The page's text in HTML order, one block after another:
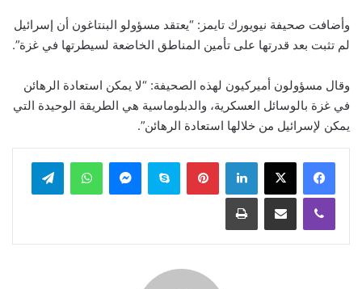
وأضافت صحيفة نيويورك تايمز: “يعتقد مسؤولو البنتاغون أن إسرائيل
لم تثبت بعد قدرتها على تأمين المناطق الخاضعة لسيطرتها في غزة”.
وقال مسؤولون أميركيون لهذه الصحيفة: “لا يمكن استعادة الرهائن
في غزة بالوسائل العسكرية، والدبلوماسية هي الطريقة الوحيدة التي
يمكن لإسرائيل من خلالها استعادة الرهائن”.
لينكدإن بينتيريستسكايب ماسنجر واتساب تيلقرام
ڤايبر مشاركة عبر البريد طباعة